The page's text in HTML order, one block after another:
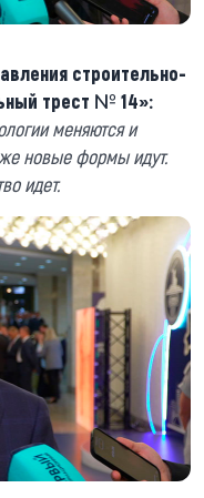
строительно-
трест № 14»:
меняются и
новые формы идут.
идет.